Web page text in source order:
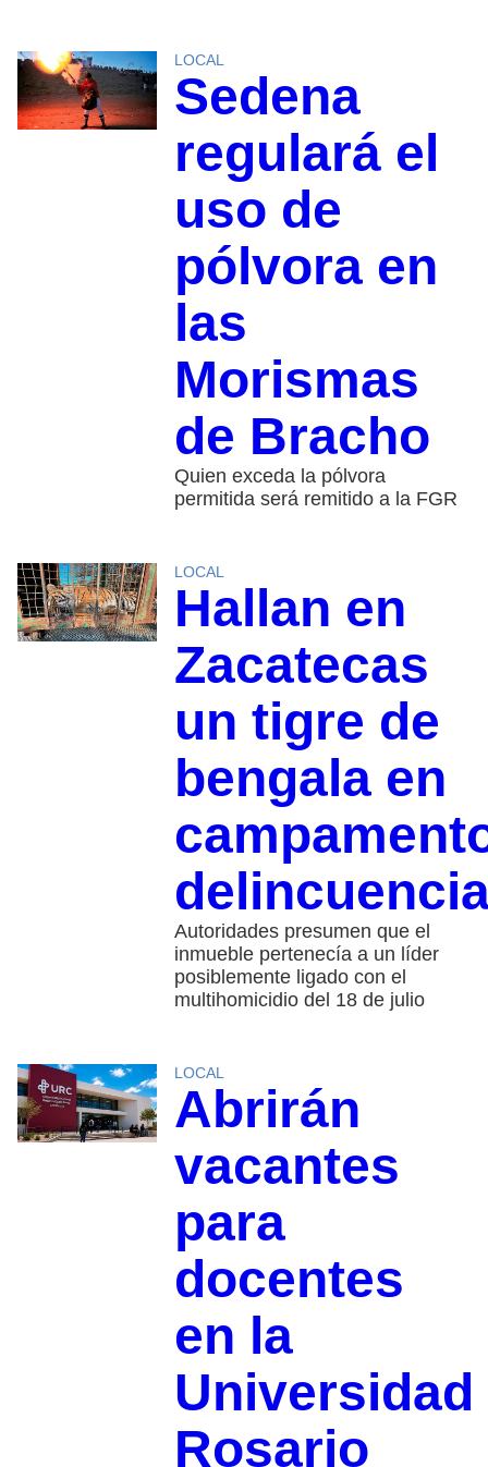
LOCAL
Sedena
regulará el
uso de
pólvora en
las
Morismas
de Bracho
Quien exceda la pólvora
permitida será remitido a la FGR
LOCAL
Hallan en
Zacatecas
un tigre de
bengala en
Autoridades presumen que el
inmueble pertenecía a un líder
posiblemente ligado con el
multihomicidio del 18 de julio
LOCAL
Abrirán
vacantes
para
docentes
en la
Universidad
Rosario